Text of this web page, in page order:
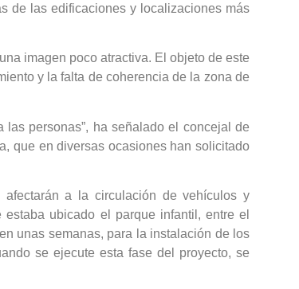
de las edificaciones y localizaciones más
imagen poco atractiva. El objeto de este
y la falta de coherencia de la zona de
personas”, ha señalado el concejal de
que en diversas ocasiones han solicitado
a la circulación de vehículos y
ubicado el parque infantil, entre el
unas semanas, para la instalación de los
se ejecute esta fase del proyecto, se